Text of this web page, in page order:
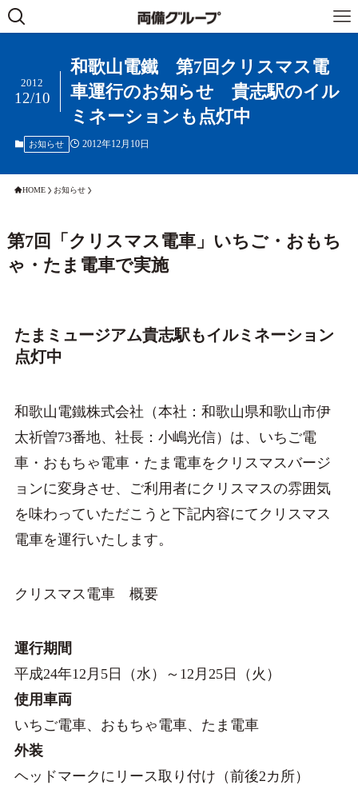
和歌山電鐵 第7回クリスマス電
車運行のお知らせ 貴志駅のイル
ミネーションも点灯中
2012
12/10
お知らせ 2012年12月10日
HOME お知らせ
第7回「クリスマス電車」いちご・おもち
ゃ・たま電車で実施
たまミュージアム貴志駅もイルミネーション
点灯中
和歌山電鐵株式会社（本社：和歌山県和歌山市伊
太祈曽73番地、社長：小嶋光信）は、いちご電
車・おもちゃ電車・たま電車をクリスマスバージ
ョンに変身させ、ご利用者にクリスマスの雰囲気
を味わっていただこうと下記内容にてクリスマス
電車を運行いたします。
クリスマス電車 概要
運行期間
平成24年12月5日（水）～12月25日（火）
使用車両
いちご電車、おもちゃ電車、たま電車
外装
ヘッドマークにリース取り付け（前後2カ所）